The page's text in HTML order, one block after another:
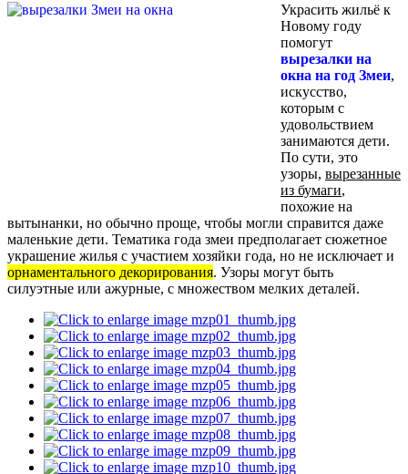
Украсить жильё к
Новому году
помогут
вырезалки на
окна на год Змеи,
искусство,
которым с
удовольствием
занимаются дети.
По сути, это
узоры, вырезанные
из бумаги,
похожие на
вытынанки, но обычно проще, чтобы могли справится даже
маленькие дети. Тематика года змеи предполагает сюжетное
украшение жилья с участием хозяйки года, но не исключает и
орнаментального декорирования. Узоры могут быть
силуэтные или ажурные, с множеством мелких деталей.